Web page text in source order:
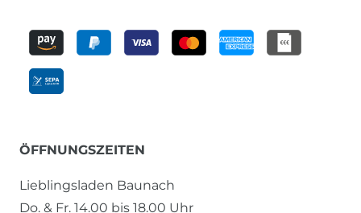
ÖFFNUNGSZEITEN
Lieblingsladen Baunach
Do. & Fr. 14.00 bis 18.00 Uhr